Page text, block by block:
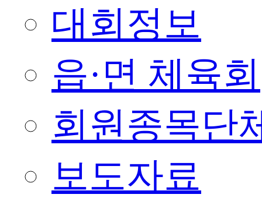
대회정보
읍·면 체육회
회원종목단
보도자료